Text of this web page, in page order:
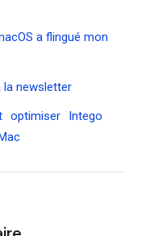
a flingué mon
la newsletter
optimiser
Intego